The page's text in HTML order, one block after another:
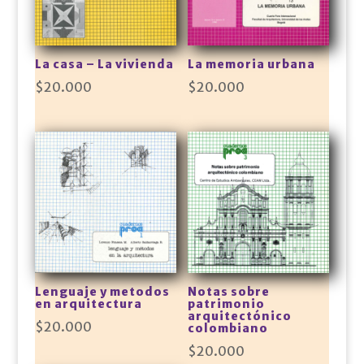
La casa – La vivienda
$20.000
La memoria urbana
$20.000
Lenguaje y metodos
en arquitectura
$20.000
Notas sobre
patrimonio
arquitectónico
colombiano
$20.000